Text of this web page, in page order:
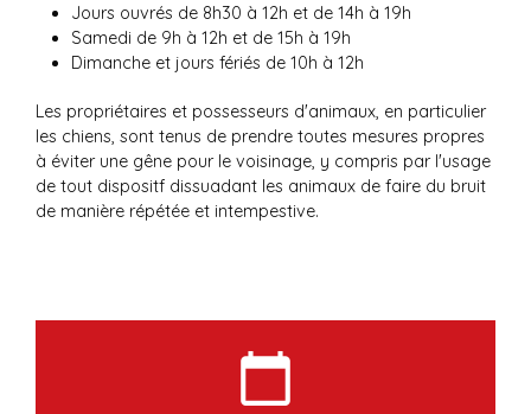
Jours ouvrés de 8h30 à 12h et de 14h à 19h
Samedi de 9h à 12h et de 15h à 19h
Dimanche et jours fériés de 10h à 12h
Les propriétaires et possesseurs d'animaux, en particulier
les chiens, sont tenus de prendre toutes mesures propres
à éviter une gêne pour le voisinage, y compris par l'usage
de tout dispositf dissuadant les animaux de faire du bruit
de manière répétée et intempestive.
calendar_today